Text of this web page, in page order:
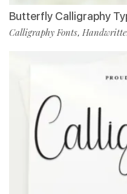
Butterfly Calligraphy
Calligraphy Fonts,